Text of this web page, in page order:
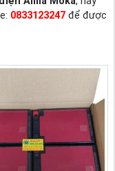
0833123247 để được